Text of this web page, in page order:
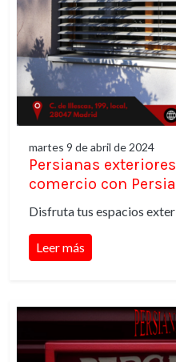
martes 9 de abril de 2024
Persianas
comercio con
Disfruta tus espacios
Leer más